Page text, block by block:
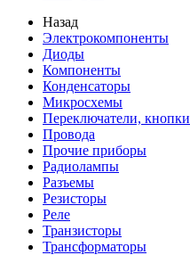
Назад
Электрокомпоненты
Диоды
Компоненты
Конденсаторы
Микросхемы
Переключатели, кнопки
Провода
Прочие приборы
Радиолампы
Разъемы
Резисторы
Реле
Транзисторы
Трансформаторы